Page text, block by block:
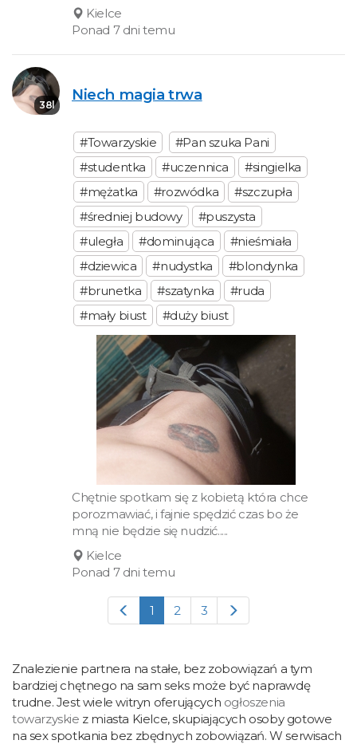
Kielce
Ponad 7 dni temu
38l
Niech magia trwa
#Towarzyskie
#Pan szuka Pani
#studentka
#uczennica
#singielka
#mężatka
#rozwódka
#szczupła
#średniej budowy
#puszysta
#uległa
#dominująca
#nieśmiała
#dziewica
#nudystka
#blondynka
#brunetka
#szatynka
#ruda
#mały biust
#duży biust
Chętnie spotkam się z kobietą która chce
porozmawiać, i fajnie spędzić czas bo że
mną nie będzie się nudzić.....
Kielce
Ponad 7 dni temu
1 2 3
Znalezienie partnera na stałe, bez zobowiązań a tym
bardziej chętnego na sam seks może być naprawdę
trudne. Jest wiele witryn oferujących ogłoszenia
towarzyskie z miasta Kielce, skupiających osoby gotowe
na sex spotkania bez zbędnych zobowiązań. W serwisach